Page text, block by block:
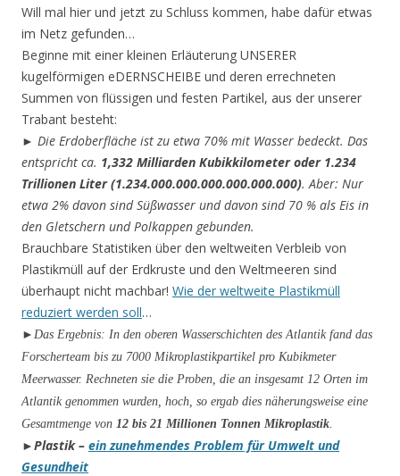
Will mal hier und jetzt zu Schluss kommen, habe dafür etwas
im Netz gefunden…
Beginne mit einer kleinen Erläuterung UNSERER
kugelförmigen eDERNSCHEIBE und deren errechneten
Summen von flüssigen und festen Partikel, aus der unserer
Trabant besteht:
► Die Erdoberfläche ist zu etwa 70% mit Wasser bedeckt. Das
entspricht ca. 1,332 Milliarden Kubikkilometer oder 1.234
Trillionen Liter (1.234.000.000.000.000.000.000). Aber: Nur
etwa 2% davon sind Süßwasser und davon sind 70 % als Eis in
den Gletschern und Polkappen gebunden.
Brauchbare Statistiken über den weltweiten Verbleib von
Plastikmüll auf der Erdkruste und den Weltmeeren sind
überhaupt nicht machbar! Wie der weltweite Plastikmüll
reduziert werden soll…
► Das Ergebnis: In den oberen Wasserschichten des Atlantik fand das
Forscherteam bis zu 7000 Mikroplastikpartikel pro Kubikmeter
Meerwasser. Rechneten sie die Proben, die an insgesamt 12 Orten im
Atlantik genommen wurden, hoch, so ergab dies näherungsweise eine
Gesamtmenge von 12 bis 21 Millionen Tonnen Mikroplastik
►Plastik – ein zunehmendes Problem für Umwelt und
Gesundheit